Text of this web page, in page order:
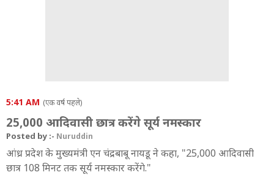
5:41 AM (एक वर्ष पहले)
25,000 आदिवासी छात्र करेंगे सूर्य नमस्कार
Posted by :- Nuruddin
आंध्र प्रदेश के मुख्यमंत्री एन चंद्रबाबू नायडू ने कहा, "25,000 आदिवासी
छात्र 108 मिनट तक सूर्य नमस्कार करेंगे."